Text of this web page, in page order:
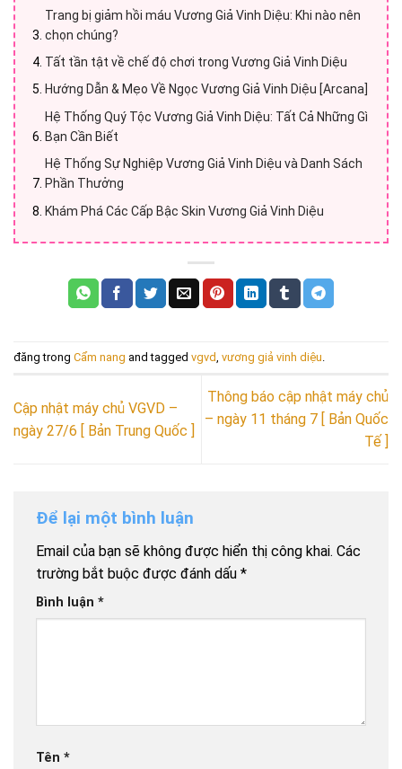
Trang bị giảm hồi máu Vương Giả Vinh Diệu: Khi nào nên
chọn chúng?
Tất tần tật về chế độ chơi trong Vương Giả Vinh Diệu
Hướng Dẫn & Mẹo Về Ngọc Vương Giả Vinh Diệu [Arcana]
Hệ Thống Quý Tộc Vương Giả Vinh Diệu: Tất Cả Những Gì
Bạn Cần Biết
Hệ Thống Sự Nghiệp Vương Giả Vinh Diệu và Danh Sách
Phần Thưởng
Khám Phá Các Cấp Bậc Skin Vương Giả Vinh Diệu
đăng trong Cẩm nang and tagged vgvd vương giả vinh diệu
Cập nhật máy chủ VGVD –
ngày 27/6 [ Bản Trung Quốc ]
Thông báo cập nhật máy chủ
– ngày 11 tháng 7 [ Bản Quốc
Tế ]
Để lại một bình luận
Email của bạn sẽ không được hiển thị công khai. Các
trường bắt buộc được đánh dấu *
Bình luận *
Tên *